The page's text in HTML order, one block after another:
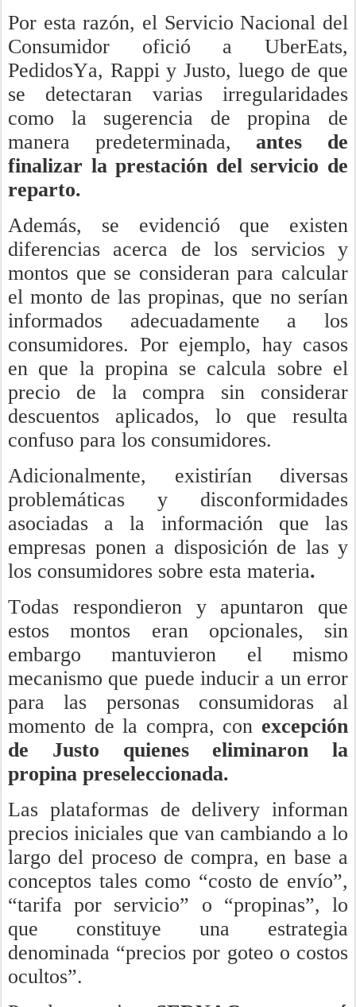
Por esta razón, el Servicio Nacional del
Consumidor ofició a UberEats,
PedidosYa, Rappi y Justo, luego de que
se detectaran varias irregularidades
como la sugerencia de propina de
manera predeterminada,antes de
finalizar la prestación del servicio de
reparto.
Además, se evidenció que existen
diferencias acerca de los servicios y
montos que se consideran para calcular
el monto de las propinas, que no serían
informados adecuadamente a los
consumidores. Por ejemplo, hay casos
en que la propina se calcula sobre el
precio de la compra sin considerar
descuentos aplicados, lo que resulta
confuso para los consumidores.
Adicionalmente, existirían diversas
problemáticas y disconformidades
asociadas a la información que las
empresas ponen a disposición de las y
los consumidores sobre esta materia.
Todas respondieron y apuntaron que
estos montos eran opcionales, sin
embargo mantuvieron el mismo
mecanismo que puede inducir a un error
para las personas consumidoras al
momento de la compra, con excepción
de Justo quienes eliminaron la
propina preseleccionada.
Las plataformas de delivery informan
precios iniciales que van cambiando a lo
largo del proceso de compra, en base a
conceptos tales como “costo de envío”,
“tarifa por servicio” o “propinas”, lo
que constituye una estrategia
denominada “precios por goteo o costos
ocultos”.